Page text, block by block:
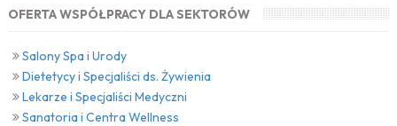
OFERTA WSPÓŁPRACY DLA SEKTORÓW
Salony Spa i Urody
Dietetycy i Specjaliści ds. Żywienia
Lekarze i Specjaliści Medyczni
Sanatoria i Centra Wellness